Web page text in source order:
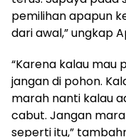
pemilihan apapun
dari awal,” ungkap
“Karena kalau mau
jangan di pohon.
marah nanti kalau
cabut. Jangan
seperti itu,”